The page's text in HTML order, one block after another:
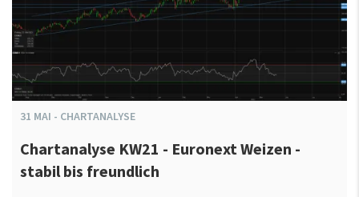
31 MAI - CHARTANALYSE
Chartanalyse KW21 - Euronext Weizen -
stabil bis freundlich